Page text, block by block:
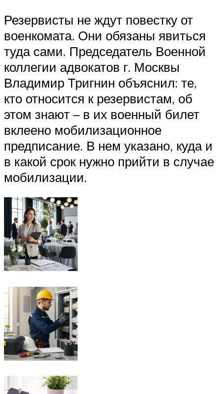
Резервисты не ждут повестку от
военкомата. Они обязаны явиться
туда сами. Председатель Военной
коллегии адвокатов г. Москвы
Владимир Тригнин объяснил: те,
кто относится к резервистам, об
этом знают – в их военный билет
вклеено мобилизационное
предписание. В нем указано, куда и
в какой срок нужно прийти в случае
мобилизации.